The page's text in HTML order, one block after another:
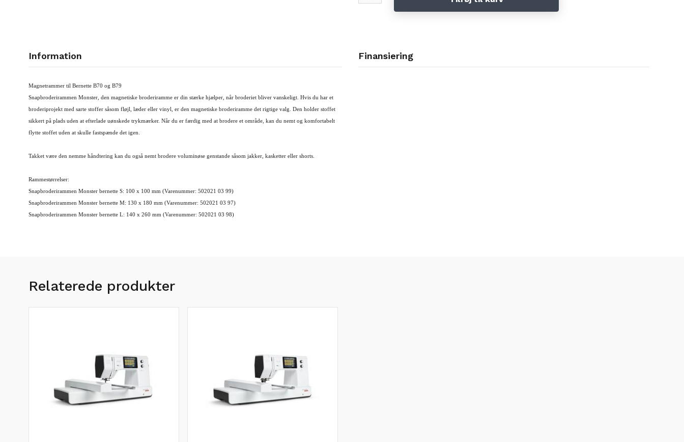
Information
Magnetrammer til Bernette B70 og B79
Snapbroderirammen Monster, den magnetiske broderiramme er din stærke hjælper, når broderiet bliver vanskeligt. Hvis du har et
broderiprojekt med sarte stoffer såsom fløjl, læder eller vinyl, er den magnetiske broderiramme det rigtige valg. Den holder stoffet
sikkert på plads uden at efterlade uønskede trykmærker. Når du er færdig med at brodere et område, kan du nemt og komfortabelt
flytte stoffet uden at skulle fastspænde det igen.
Takket være den nemme håndtering kan du også nemt brodere voluminøse genstande såsom jakker, kasketter eller shorts.
Rammestørrelser:
Snapbroderirammen Monster bernette S: 100 x 100 mm (Varenummer: 502021 03 99)
Snapbroderirammen Monster bernette M: 130 x 180 mm (Varenummer: 502021 03 97)
Snapbroderirammen Monster bernette L: 140 x 260 mm (Varenummer: 502021 03 98)
Finansiering
Relaterede produkter